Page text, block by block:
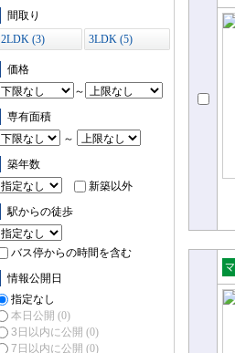
間取り
2LDK (3)
3LDK (5)
価格
～
専有面積
～
築年数
新築以外
駅からの徒歩
バス停からの時間を含む
情報公開日
指定なし
本日公開 (0)
3日以内に公開 (0)
7日以内に公開 (0)